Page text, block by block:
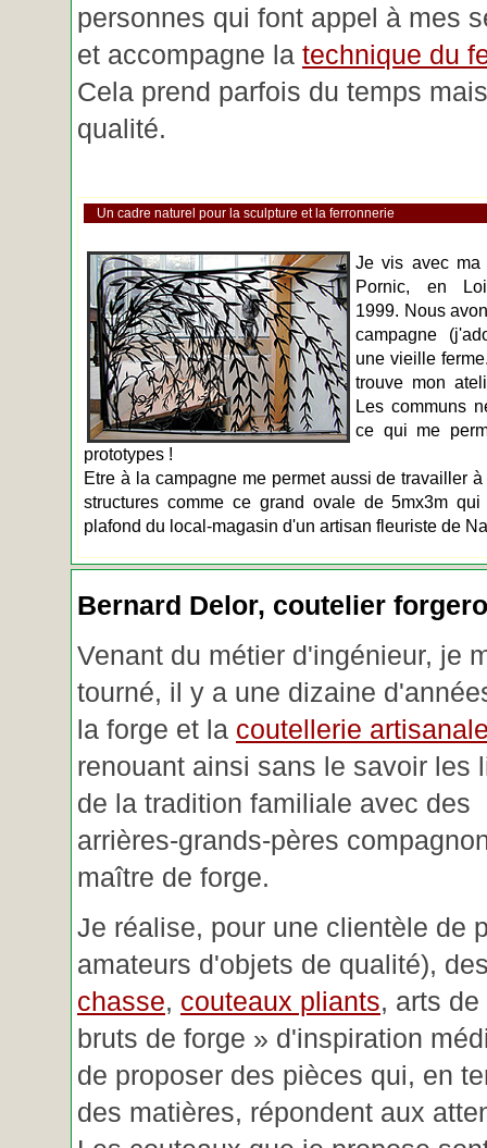
personnes qui font appel à mes
et accompagne la technique du
Cela prend parfois du temps
qualité.
Un cadre naturel pour la sculpture et la ferronnerie
Je vis avec ma
Pornic, en
1999. Nous
campagne
une vieille
trouve mon
Les communs
ce qui me
prototypes !
Etre à la campagne me permet aussi de travailler
structures comme ce grand ovale de 5mx3m
plafond du local-magasin d'un artisan fleuriste de
Bernard Delor, coutelier
Venant du métier d'ingénieur, je
tourné, il y a une dizaine
la forge et la coutellerie
renouant ainsi sans le savoir les
de la tradition familiale avec des
arrières-grands-pères
maître de forge.
Je réalise, pour une clientèle de
amateurs d'objets de qualité),
chasse, couteaux pliants, arts
bruts de forge » d'inspiration
de proposer des pièces qui, en
des matières, répondent aux